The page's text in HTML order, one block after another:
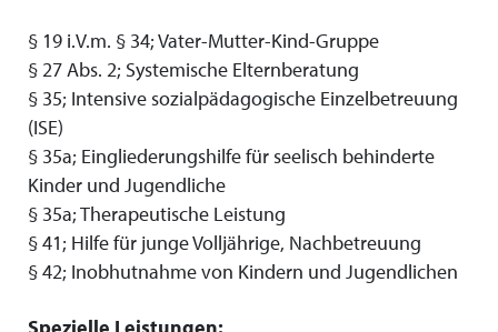
§ 19 i.V.m. § 34; Vater-Mutter-Kind-Gruppe
§ 27 Abs. 2; Systemische Elternberatung
§ 35; Intensive sozialpädagogische Einzelbetreuung
(ISE)
§ 35a; Eingliederungshilfe für seelisch behinderte
Kinder und Jugendliche
§ 35a; Therapeutische Leistung
§ 41; Hilfe für junge Volljährige, Nachbetreuung
§ 42; Inobhutnahme von Kindern und Jugendlichen